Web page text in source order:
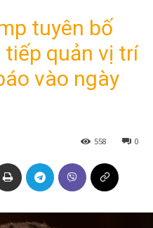
tuyên bố
tiếp quản vị trí
vào ngày
0
558